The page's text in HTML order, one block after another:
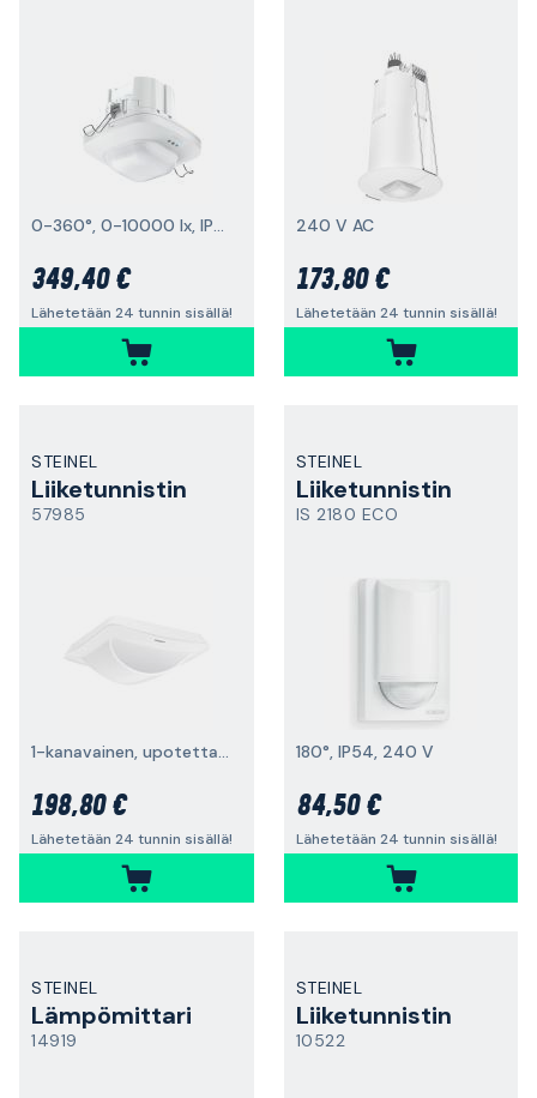
0-360°, 0-10000 lx, IP20
349,40 €
Lähetetään 24 tunnin sisällä!
240 V AC
173,80 €
Lähetetään 24 tunnin sisällä!
STEINEL
Liiketunnistin
57985
1-kanavainen, upotettava
198,80 €
Lähetetään 24 tunnin sisällä!
STEINEL
Liiketunnistin
IS 2180 ECO
180°, IP54, 240 V
84,50 €
Lähetetään 24 tunnin sisällä!
STEINEL
Lämpömittari
14919
STEINEL
Liiketunnistin
10522